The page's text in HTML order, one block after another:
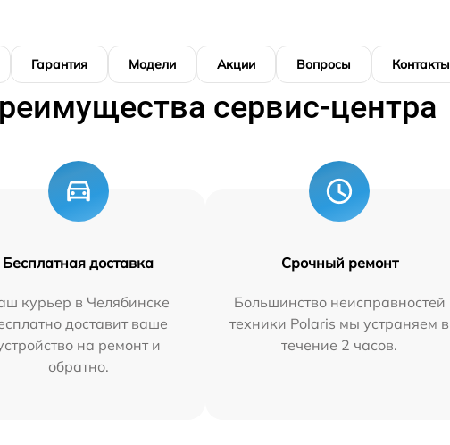
Гарантия Модели Акции Вопросы Контакты
сервис-центра
Бесплатная доставка
курьер в Челябинске
доставит ваше
на ремонт и
обратно.
Срочный ремонт
Большинство неисправностей
техники Polaris мы устраняем в
течение 2 часов.